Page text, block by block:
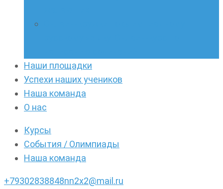
Наши площадки
Успехи наших учеников
Наша команда
О нас
Курсы
События / Олимпиады
Наша команда
+79302838848nn2x2@mail.ru